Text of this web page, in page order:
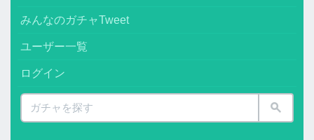
みんなのガチャTweet
ユーザー一覧
ログイン